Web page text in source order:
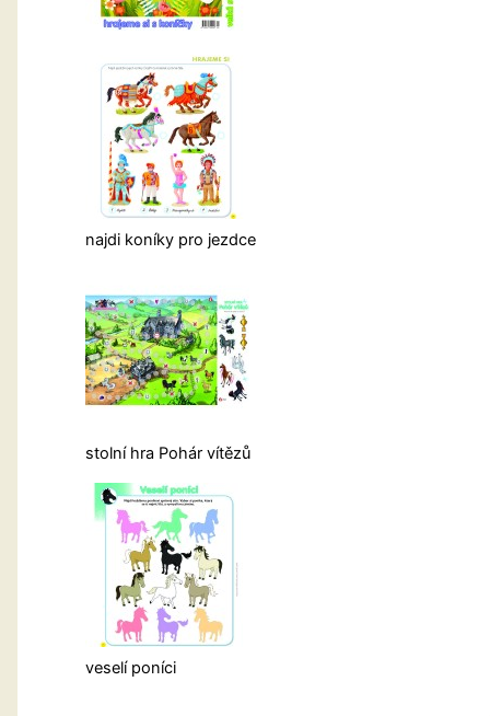
najdi koníky pro jezdce
stolní hra Pohár vítězů
veselí poníci